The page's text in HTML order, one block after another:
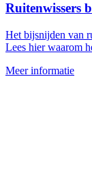
Ruitenwissers
Het bijsnijden van
Lees hier waarom
Meer informatie